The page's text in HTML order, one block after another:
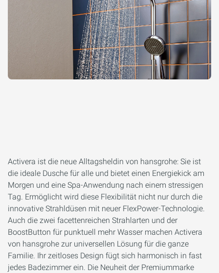
Activera ist die neue Alltagsheldin von hansgrohe: Sie ist
die ideale Dusche für alle und bietet einen Energiekick am
Morgen und eine Spa-Anwendung nach einem stressigen
Tag. Ermöglicht wird diese Flexibilität nicht nur durch die
innovative Strahldüsen mit neuer FlexPower-Technologie.
Auch die zwei facettenreichen Strahlarten und der
BoostButton für punktuell mehr Wasser machen Activera
von hansgrohe zur universellen Lösung für die ganze
Familie. Ihr zeitloses Design fügt sich harmonisch in fast
jedes Badezimmer ein. Die Neuheit der Premiummarke